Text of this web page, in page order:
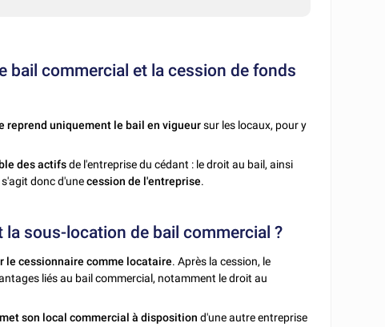
bail commercial et la cession de fonds
reprend uniquement le bail en vigueursur les locaux, pour y
des actifsde l'entreprise du cédant : le droit au bail, ainsi
s'agit donc d'unecession de l'entreprise.
sous-location de bail commercial ?
le cessionnaire comme locataire. Après la cession, le
liés au bail commercial, notamment le droit au
met son local commercial à disposition d'une autre entreprise